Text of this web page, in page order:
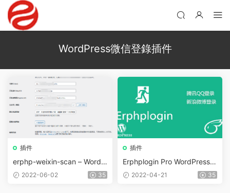
WordPress微信登錄插件
插件
erphp-weixin-scan – WordP
ress微信公衆号一鍵登錄插件
2022-06-02 35
插件
Erphplogin Pro WordPressQ
Q/微博/微信登錄/彈窗登錄 插
2022-04-21 35